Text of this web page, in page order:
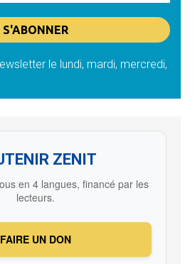
le lundi, mardi, mercredi,
ZENIT
en 4 langues, financé par les
lecteurs.
FAIRE UN DON